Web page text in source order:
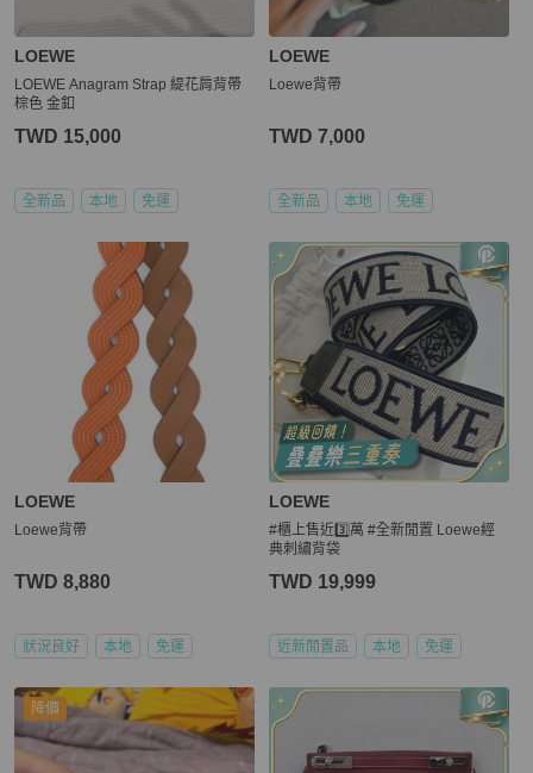
LOEWE
LOEWE Anagram Strap 緹花肩背帶
棕色 金釦
TWD 15,000
全新品 本地 免運
LOEWE
Loewe背帶
TWD 7,000
全新品 本地 免運
LOEWE
Loewe背帶
TWD 8,880
狀況良好 本地 免運
LOEWE
#櫃上售近3️⃣萬 #全新閒置 Loewe經
典刺繡背袋
TWD 19,999
近新閒置品 本地 免運
降價